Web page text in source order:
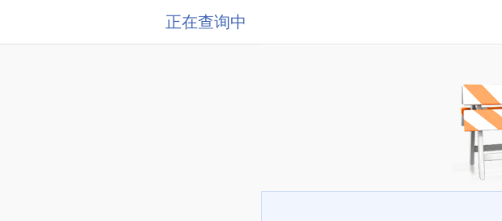
正在查询中